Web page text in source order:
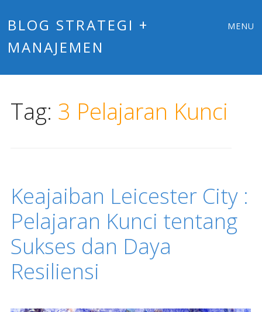
BLOG STRATEGI +
MANAJEMEN
MENU
Tag: 3 Pelajaran Kunci
Keajaiban Leicester City :
Pelajaran Kunci tentang
Sukses dan Daya
Resiliensi